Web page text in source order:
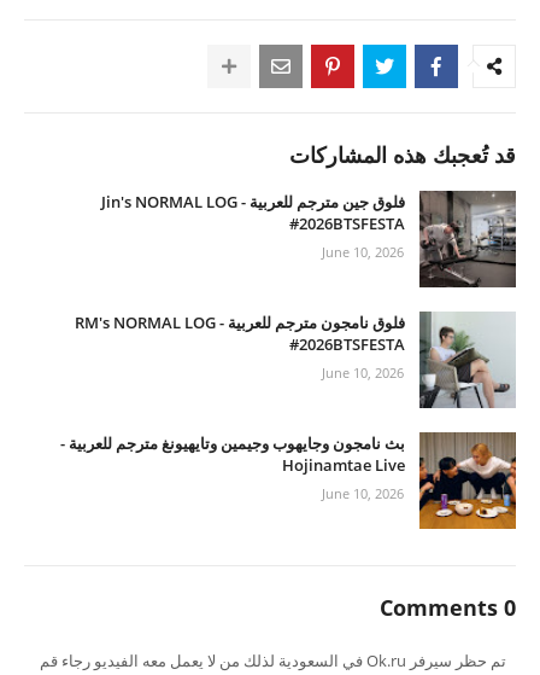
قد تُعجبك هذه المشاركات
فلوق جين مترجم للعربية - Jin's NORMAL LOG
#2026BTSFESTA
June 10, 2026
فلوق نامجون مترجم للعربية - RM's NORMAL LOG
#2026BTSFESTA
June 10, 2026
بث نامجون وجايهوب وجيمين وتايهيونغ مترجم للعربية -
Hojinamtae Live
June 10, 2026
0 Comments
تم حظر سيرفر Ok.ru في السعودية لذلك من لا يعمل معه الفيديو رجاء قم